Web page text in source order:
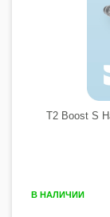
T2 Boost S
В НАЛИЧИИ